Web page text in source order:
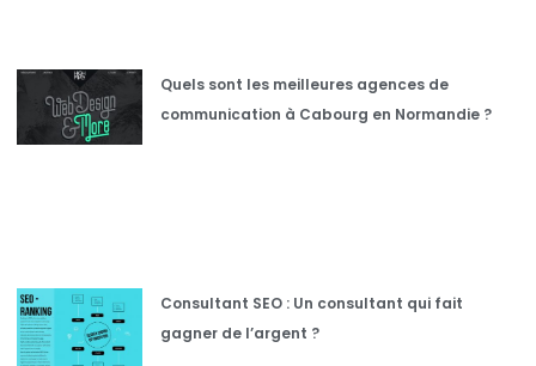
Quels sont les meilleures agences de
communication à Cabourg en Normandie ?
Consultant SEO : Un consultant qui fait
gagner de l’argent ?